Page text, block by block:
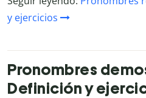
y ejercicios
Pronombres
Definición y